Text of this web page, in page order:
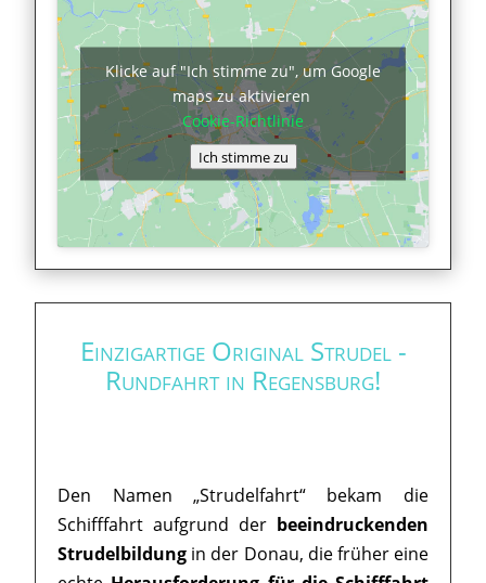
Klicke auf "Ich stimme zu", um Google
maps zu aktivieren
Cookie-Richtlinie
Ich stimme zu
Einzigartige Original Strudel -
Rundfahrt in Regensburg!
Den Namen „Strudelfahrt“ bekam die
Schifffahrt aufgrund der beeindruckenden
Strudelbildung in der Donau, die früher eine